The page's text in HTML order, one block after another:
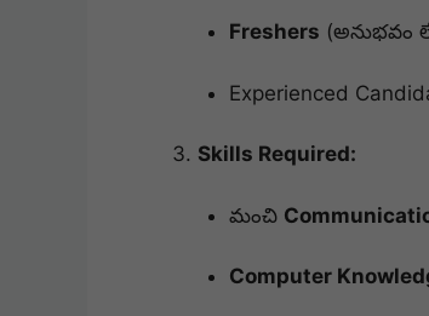
Freshers (అనుభవం
Experienced
Skills Required:
మంచి
Computer